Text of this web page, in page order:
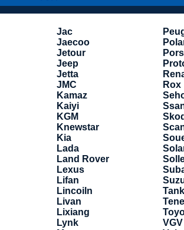
Jac
Jaecoo
Jetour
Jeep
Jetta
JMC
Kamaz
Kaiyi
KGM
Knewstar
Kia
Lada
Land Rover
Lexus
Lifan
Lincoiln
Livan
Lixiang
Lynk
Rox
Tank
VGV